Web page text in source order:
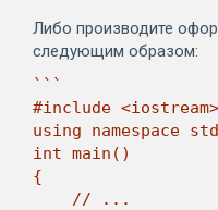
Либо производите
следующим образом:
```
#include <iostream>
using namespace
int main()
{